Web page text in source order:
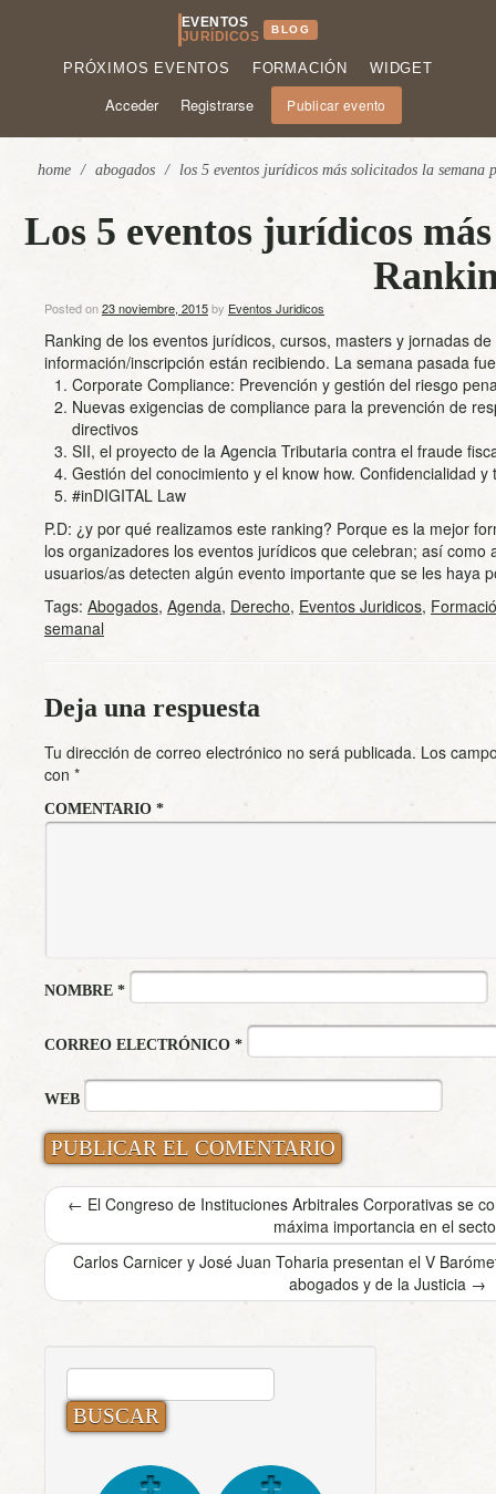
EVENTOS
JURÍDICOS
BLOG
PRÓXIMOS EVENTOS FORMACIÓN WIDGET
Acceder Registrarse Publicar evento
home / abogados / los 5 eventos jurídicos más solicitados la semana
Los 5 eventos jurídicos
Posted on23 noviembre, 2015by Eventos Juridicos
Ranking de los eventos jurídicos, cursos, masters y jornadas
información/inscripción están recibiendo. La semana pasada
Corporate Compliance: Prevención y gestión del riesgo
Nuevas exigencias de compliance para la prevención de
directivos
SII, el proyecto de la Agencia Tributaria contra el fraude
Gestión del conocimiento y el know how. Confidencialidad
#inDIGITAL Law
P.D: ¿y por qué realizamos este ranking? Porque es la mejor
los organizadores los eventos jurídicos que celebran; así como
usuarios/as detecten algún evento importante que se les haya
Tags: Abogados, Agenda, Derecho, Eventos Juridicos,
semanal
Deja una respuesta
Tu dirección de correo electrónico no será publicada. Los
con *
COMENTARIO *
NOMBRE *
CORREO ELECTRÓNICO *
WEB
← El Congreso de Instituciones Arbitrales Corporativas se
máxima importancia en el
Carlos Carnicer y José Juan Toharia presentan el V
abogados y de la Justicia →
BUSCAR: